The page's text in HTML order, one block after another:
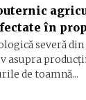
în
severă
asupra
de toamnă...